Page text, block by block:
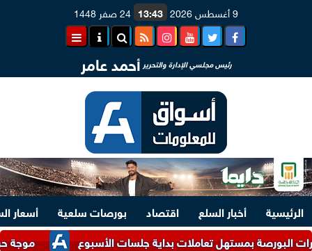
9 أغسطس 2026 13:43 24 صفر 1448
رئيس مجلسي الإدارة والتحرير أحمد عامر
الرئيسية أخبار السلع اقتصاد بورصات سلعية
أسعار
موجة حر غير
بمستهل تعاملات بداية جلسات الأسبوع